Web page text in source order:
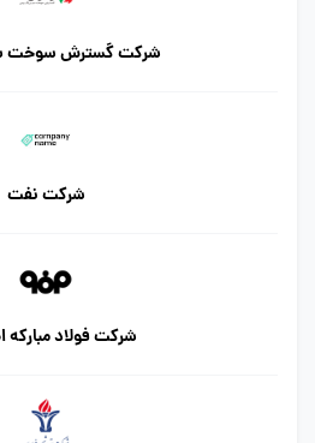
شرکت گسترش سوخت
شرکت نفت
شرکت فولاد مبارکه